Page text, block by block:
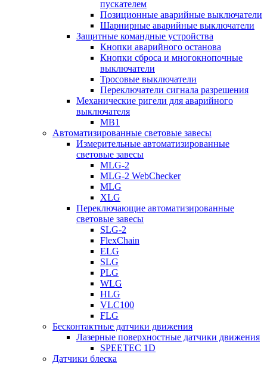
пускателем
Позиционные аварийные выключатели
Шарнирные аварийные выключатели
Защитные командные устройства
Кнопки аварийного останова
Кнопки сброса и многокнопочные
выключатели
Тросовые выключатели
Переключатели сигнала разрешения
Механические ригели для аварийного
выключателя
MB1
Автоматизированные световые завесы
Измерительные автоматизированные
световые завесы
MLG-2
MLG-2 WebChecker
MLG
XLG
Переключающие автоматизированные
световые завесы
SLG-2
FlexChain
ELG
SLG
PLG
WLG
HLG
VLC100
FLG
Бесконтактные датчики движения
Лазерные поверхностные датчики движения
SPEETEC 1D
Датчики блеска